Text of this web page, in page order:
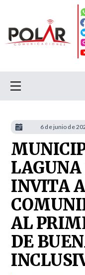
INVITA
AL
DE
6 de junio de